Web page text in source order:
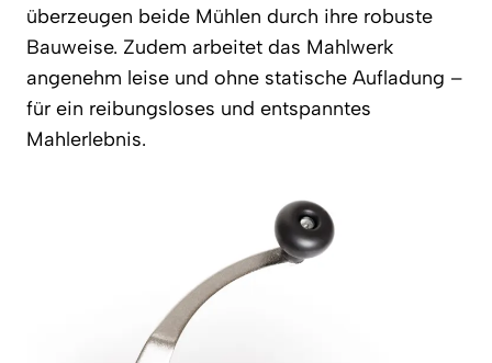
überzeugen beide Mühlen durch ihre robuste
Bauweise. Zudem arbeitet das Mahlwerk
angenehm leise und ohne statische Aufladung –
für ein reibungsloses und entspanntes
Mahlerlebnis.